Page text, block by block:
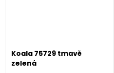
Koala 75729 tmavě
zelená